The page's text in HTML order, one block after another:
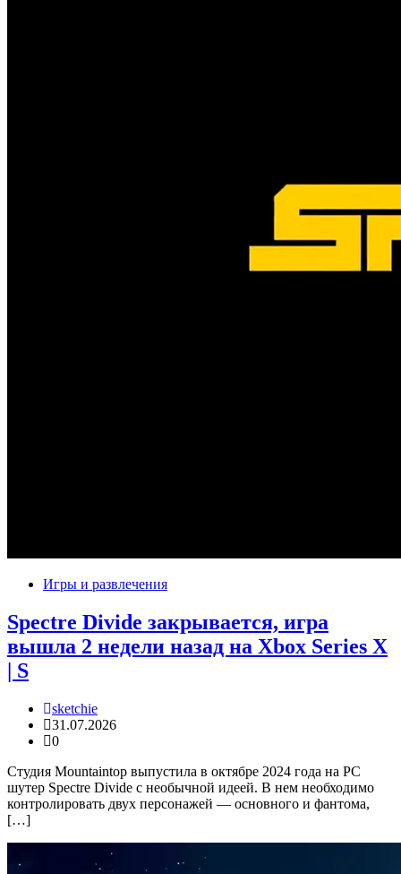
Игры и развлечения
Spectre Divide закрывается, игра
вышла 2 недели назад на Xbox Series X
| S
sketchie
31.07.2026
0
Студия Mountaintop выпустила в октябре 2024 года на PC
шутер Spectre Divide с необычной идеей. В нем необходимо
контролировать двух персонажей — основного и фантома,
[…]